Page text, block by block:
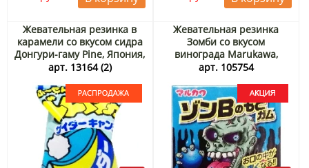
Жевательная резинка в
карамели со вкусом сидра
Донгури-гаму Pine, Япония,
6 г. Срок до 11.09.2026.
арт. 13164 (2)
Жевательная резинка
Зомби со вкусом
винограда Marukawa,
Япония, 11,1 г Акция
арт. 105754